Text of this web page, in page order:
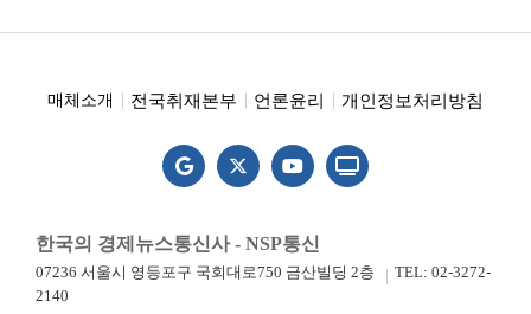
매체소개 전국취재본부 언론윤리 개인정보처리방침
한국의 경제뉴스통신사 - NSP통신
07236 서울시 영등포구 국회대로750 금산빌딩 2층
TEL: 02-3272-
2140